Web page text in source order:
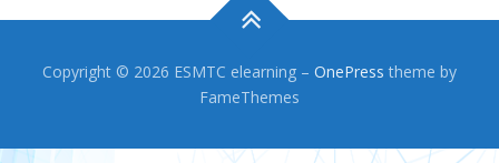
Copyright © 2026 ESMTC elearning – OnePress theme by
FameThemes